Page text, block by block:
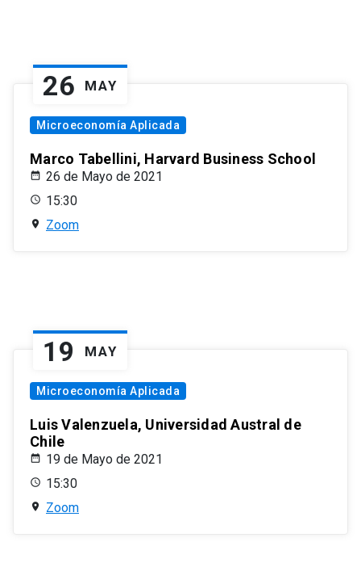
26 MAY
Microeconomía Aplicada
Marco Tabellini, Harvard Business School
26 de Mayo de 2021
15:30
Zoom
19 MAY
Microeconomía Aplicada
Luis Valenzuela, Universidad Austral de
Chile
19 de Mayo de 2021
15:30
Zoom